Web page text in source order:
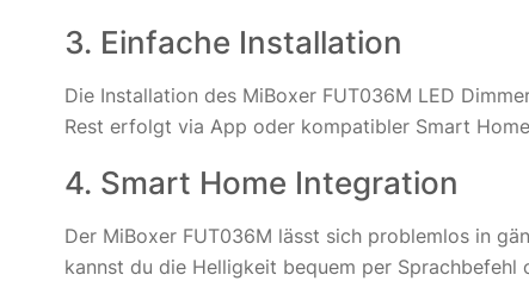
3. Einfache Installation
Die Installation des MiBoxer FUT036M LED
Rest erfolgt via App oder kompatibler Smart
4. Smart Home Integration
Der MiBoxer FUT036M lässt sich problemlos in
kannst du die Helligkeit bequem per